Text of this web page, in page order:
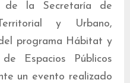
de la Secretaría de
y Urbano,
programa Hábitat y
Espacios Públicos
un evento realizado